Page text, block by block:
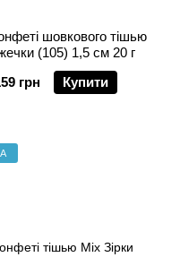
шовкового тішью
(105) 1,5 см 20 г
грн
Купити